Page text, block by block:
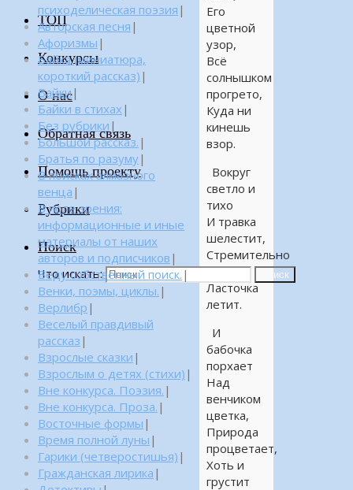
ТОП
Конкурсы
О нас
Обратная связь
Помощь проекту
Рубрики
Поиск
Что искать: Поиск
Его
цветной
узор,
Всё
солнышком
прогрето,
Куда ни
кинешь
взор.
Вокруг
светло и
тихо
И травка
шелестит,
Стремительно
и лихо,
Ласточка
летит.
И
бабочка
порхает
Над
венчиком
цветка,
Природа
процветает,
Хоть и
грустит
психоделическая поэзия |
Авторская песня |
Афоризмы |
Байка (миниатюра,
короткий рассказ) |
Байки|
Байки в стихах |
Без рубрики |
Большой рассказ. |
Братья по разуму|
В поисках алмазного
венца |
В поле зрения:
информационные и иные
материалы от наших
авторов и подписчиков |
Веду собственный поиск. |
Венки, поэмы, циклы. |
Верлибр |
Веселый правдивый
рассказ |
Взрослые сказки |
Взрослым о детях (стихи) |
Вне конкурса. Поэзия. |
Вне конкурса. Проза. |
Восточные формы |
Время полной луны |
Гарики (четверостишья) |
Гражданская лирика |